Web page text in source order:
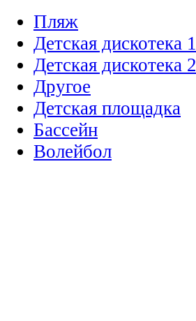
Пляж
Детская дискотека 1
Детская дискотека 2
Другое
Детская площадка
Бассейн
Волейбол